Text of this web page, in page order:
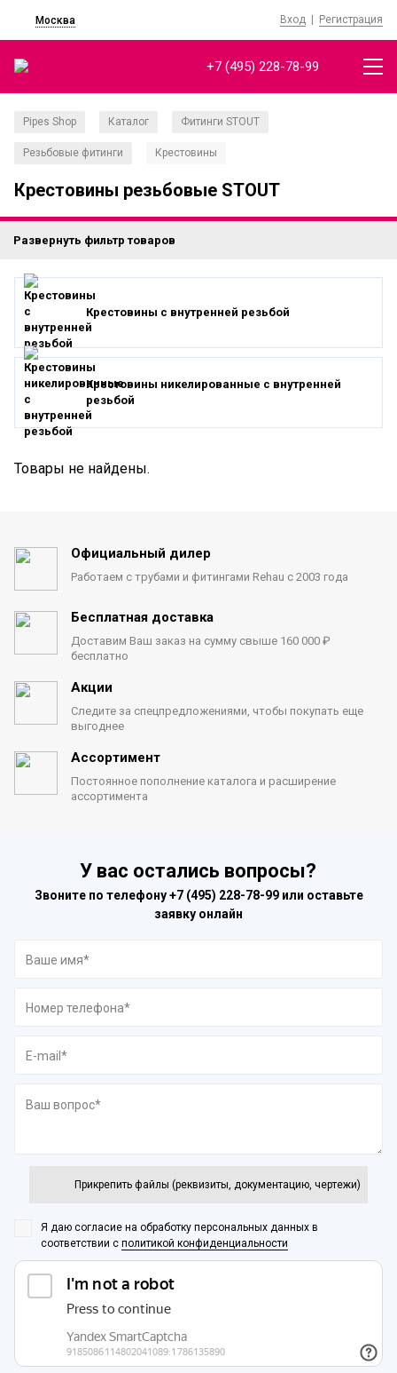
Москва Вход | Регистрация
+7 (495) 228-78-99
Pipes Shop Каталог Фитинги STOUT
Резьбовые фитинги Крестовины
Крестовины резьбовые STOUT
Развернуть фильтр товаров
Крестовины с внутренней резьбой
Крестовины никелированные с внутренней
резьбой
Товары не найдены.
Официальный дилер
Работаем с трубами и фитингами Rehau с 2003 года
Бесплатная доставка
Доставим Ваш заказ на сумму свыше 160 000 ₽
бесплатно
Акции
Следите за спецпредложениями, чтобы покупать еще
выгоднее
Ассортимент
Постоянное пополнение каталога и расширение
ассортимента
У вас остались вопросы?
Звоните по телефону+7 (495) 228-78-99или оставьте
заявку онлайн
Прикрепить файлы (реквизиты, документацию, чертежи)
Я даю согласие на обработку персональных данных в
соответствии с политикой конфиденциальности